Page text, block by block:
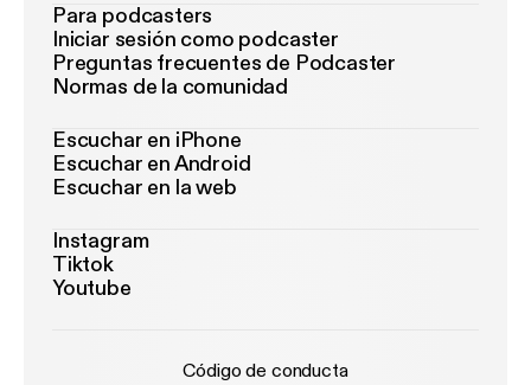
Para podcasters
Iniciar sesión como podcaster
Preguntas frecuentes de Podcaster
Normas de la comunidad
Escuchar en iPhone
Escuchar en Android
Escuchar en la web
Instagram
Tiktok
Youtube
Código de conducta